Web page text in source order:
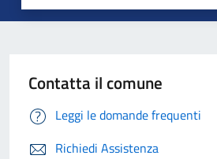
Contatta il comune
Leggi le domande frequenti
Richiedi Assistenza